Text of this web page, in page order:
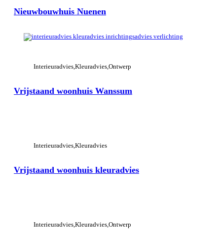
Nieuwbouwhuis Nuenen
View Large
Interieuradvies Kleuradvies Ontwerp
Vrijstaand woonhuis Wanssum
Interieuradvies Kleuradvies
Vrijstaand woonhuis kleuradvies
Interieuradvies Kleuradvies Ontwerp